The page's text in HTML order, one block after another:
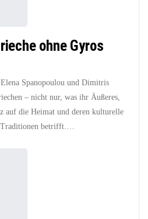
ohne Gyros
Spanopoulou und Dimitris
– nicht nur, was ihr Äußeres,
auf die Heimat und deren kulturelle
betrifft.…